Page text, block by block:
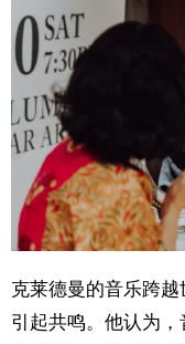
克莱德曼的音乐跨
引起共鸣。他认为